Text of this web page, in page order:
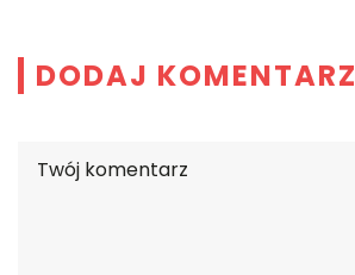
DODAJ KOMENTARZ